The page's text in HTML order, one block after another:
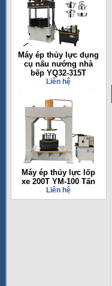
Máy ép thủy lực dụng
cụ nấu nướng nhà
bếp YQ32-315T
Liên hệ
Máy ép thủy lực lốp
xe 200T YM-100 Tấn
Liên hệ